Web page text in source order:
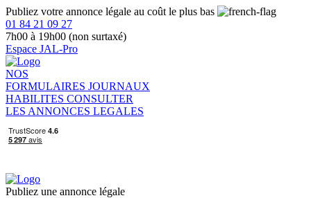
Publiez votre annonce légale au coût le plus bas
01 84 21 09 27
7h00 à 19h00 (non surtaxé)
Espace JAL-Pro
NOS
FORMULAIRES JOURNAUX
HABILITES CONSULTER
LES ANNONCES LEGALES
Publiez une annonce légale